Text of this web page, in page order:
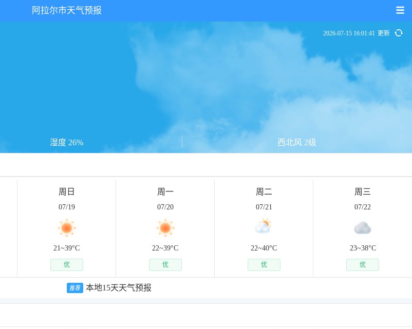
阿拉尔市天气预报
2026-07-15 16:01:41 更新
湿度 26% 西北风 2级
周日
07/19
21~39°C
优
周一
07/20
22~39°C
优
周二
07/21
22~40°C
优
周三
07/22
23~38°C
优
本地15天天气预报